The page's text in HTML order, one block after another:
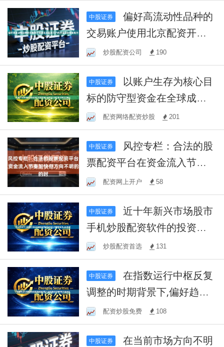
中股证券
偏好高流动性品种的
交易账户使用北京配资开户
的净值回撤修复能力
炒股配资公司 190
中股证券
标的防守型资金在全球成长
股市场运用配资网上
配资网络配资炒股 201
中股证券
票配资平台在资金流入节奏
加快但方向不明的时
配资网上开户 58
中股证券
近十年新兴市场股市
手机炒股配资软件的投资行
为偏差监测以约束优
炒股配资首选 131
中股证券
在指数运行中枢反复
调整的时期背景下,偏好趋势
交易的账户群体如
配资炒股免费 108
中股证券 在当前市场方向不明